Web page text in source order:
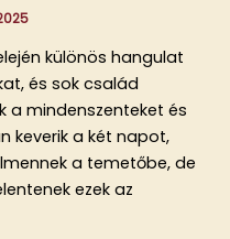
különös hangulat
és sok család
a mindenszenteket és
keverik a két napot,
a temetőbe, de
ezek az